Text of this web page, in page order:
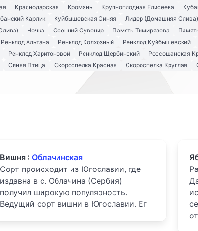
Краснодарская Кромань Крупноплодная Елисеева
Карлик Куйбышевская Синяя Лидер (Домашняя Слива)
Ночка Осенний Сувенир Память Тимирязева
Ренклод Альтана Ренклод Колхозный Ренклод Куйбышевский
Ренклод Харитоновой Ренклод Щербинский Россошанская
Синяя Птица Скороспелка Красная Скороспелка Круглая
Вишня : Облачинская
Сорт происходит из Югославии, где
издавна в с. Облачина (Сербия)
получил широкую популярность.
Ведущий сорт вишни в Югославии. Ег